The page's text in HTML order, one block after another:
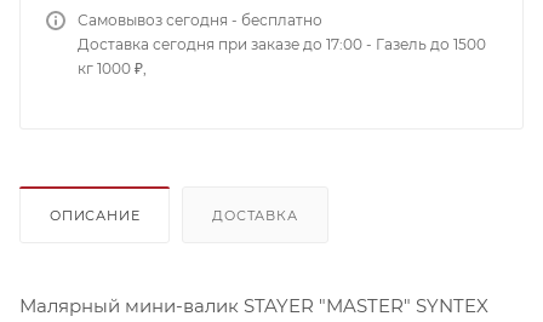
Самовывоз сегодня - бесплатно
Доставка сегодня при заказе до 17:00 - Газель до 1500
кг 1000 ₽,
ОПИСАНИЕ ДОСТАВКА
Малярный мини-валик STAYER "MASTER" SYNTEX